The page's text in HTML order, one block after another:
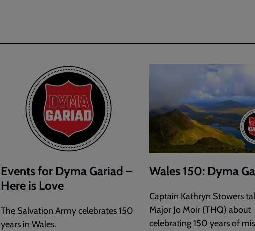
Events for Dyma Gariad –
Here is Love
The Salvation Army celebrates 150
years in Wales.
Wales 150: Dyma
Captain Kathryn Stowers
Major Jo Moir (THQ) about
celebrating 150 years of